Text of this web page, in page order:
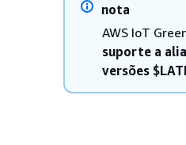
nota
AWS IoT
suporte a
versões